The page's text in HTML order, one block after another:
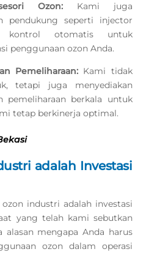
Ozon:Kami juga
pendukung seperti injector
kontrol otomatis untuk
penggunaan ozon Anda.
Pemeliharaan: Kami tidak
tetapi juga menyediakan
pemeliharaan berkala untuk
tetap berkinerja optimal.
adalah Investasi
industri adalah investasi
yang telah kami sebutkan
alasan mengapa Anda harus
ozon dalam operasi